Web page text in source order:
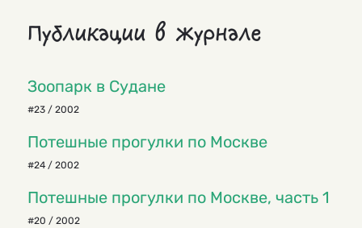
Публикации в журнале
Зоопарк в Судане
#23 / 2002
Потешные прогулки по Москве
#24 / 2002
Потешные прогулки по Москве, часть 1
#20 / 2002